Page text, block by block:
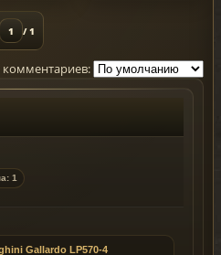
1 / 1
1
Gallardo LP570-4